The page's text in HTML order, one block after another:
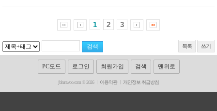
1 2 3
목록 쓰기
PC모드 로그인 회원가입 검색 맨위로
jbhanwoo.com © 2026 이용약관 개인정보 취급방침